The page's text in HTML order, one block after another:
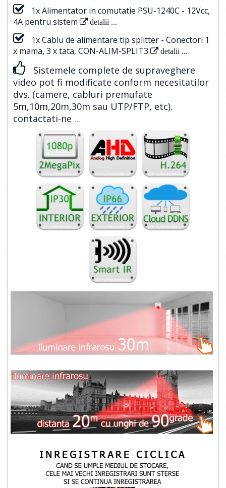
1x Alimentator in comutatie PSU-1240C - 12Vcc,
4A pentru sistem
detalii ...
1x Cablu de alimentare tip splitter - Conectori 1
x mama, 3 x tata, CON-ALIM-SPLIT3
detalii ...
Sistemele complete de supraveghere
video pot fi modificate conform necesitatilor
dvs. (camere, cabluri premufate
5m,10m,20m,30m sau UTP/FTP, etc).
contactati-ne ...